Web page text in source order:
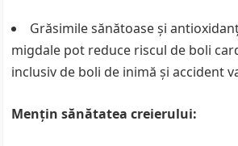
Grăsimile sănătoase și
migdale pot reduce riscul de boli
inclusiv de boli de inimă și accident
Mențin sănătatea creierului: